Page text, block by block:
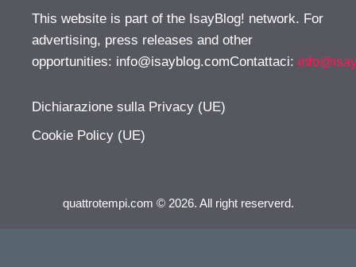
This website is part of the IsayBlog! network. For
advertising, press releases and other
opportunities: info@isayblog.comContattaci:
Dichiarazione sulla Privacy (UE)
Cookie Policy (UE)
quattrotempi.com © 2026. All right reserverd.